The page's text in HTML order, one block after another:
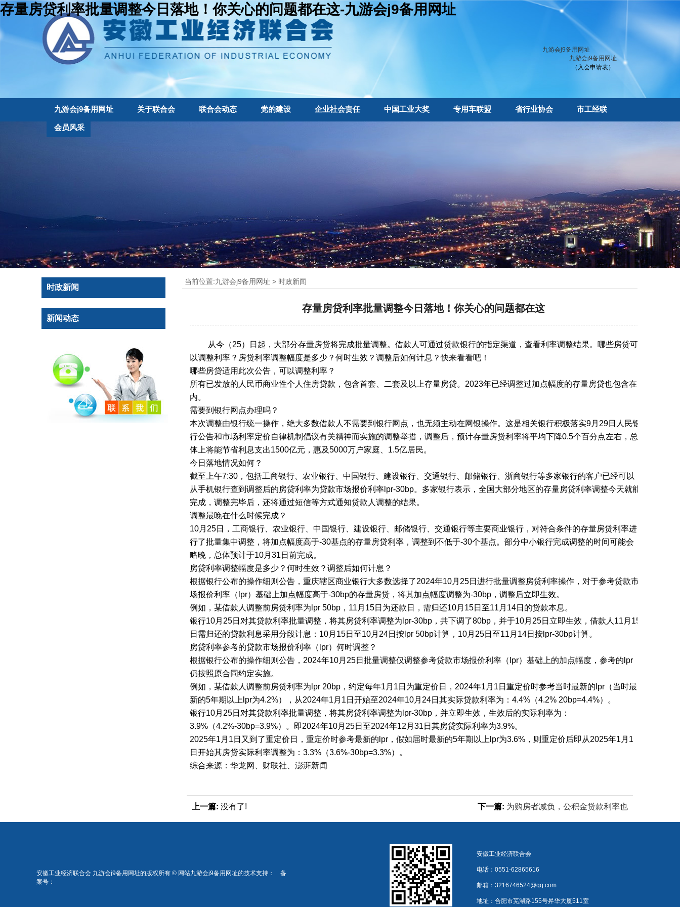
存量房贷利率批量调整今日落地！你关心的问题都在这-九游会j9备用网址
九游会j9备用网址
九游会j9备用网址
（入会申请表）
九游会j9备用网址 关于联合会 联合会动态 党的建设 企业社会责任 中国工业大奖 专用车联盟 省行业协会 市工经联
会员风采
当前位置:九游会j9备用网址 > 时政新闻
存量房贷利率批量调整今日落地！你关心的问题都在这
从今（25）日起，大部分存量房贷将完成批量调整。借款人可通过贷款银行的指定渠道，查看利率调整结果。哪些房贷可
以调整利率？房贷利率调整幅度是多少？何时生效？调整后如何计息？快来看看吧！
哪些房贷适用此次公告，可以调整利率？
所有已发放的人民币商业性个人住房贷款，包含首套、二套及以上存量房贷。2023年已经调整过加点幅度的存量房贷也包含在
内。
需要到银行网点办理吗？
本次调整由银行统一操作，绝大多数借款人不需要到银行网点，也无须主动在网银操作。这是相关银行积极落实9月29日人民银
行公告和市场利率定价自律机制倡议有关精神而实施的调整举措，调整后，预计存量房贷利率将平均下降0.5个百分点左右，总
体上将能节省利息支出1500亿元，惠及5000万户家庭、1.5亿居民。
今日落地情况如何？
截至上午7:30，包括工商银行、农业银行、中国银行、建设银行、交通银行、邮储银行、浙商银行等多家银行的客户已经可以
从手机银行查到调整后的房贷利率为贷款市场报价利率lpr-30bp。多家银行表示，全国大部分地区的存量房贷利率调整今天就能
完成，调整完毕后，还将通过短信等方式通知贷款人调整的结果。
调整最晚在什么时候完成？
10月25日，工商银行、农业银行、中国银行、建设银行、邮储银行、交通银行等主要商业银行，对符合条件的存量房贷利率进
行了批量集中调整，将加点幅度高于-30基点的存量房贷利率，调整到不低于-30个基点。部分中小银行完成调整的时间可能会
略晚，总体预计于10月31日前完成。
房贷利率调整幅度是多少？何时生效？调整后如何计息？
根据银行公布的操作细则公告，重庆辖区商业银行大多数选择了2024年10月25日进行批量调整房贷利率操作，对于参考贷款市
场报价利率（lpr）基础上加点幅度高于-30bp的存量房贷，将其加点幅度调整为-30bp，调整后立即生效。
例如，某借款人调整前房贷利率为lpr 50bp，11月15日为还款日，需归还10月15日至11月14日的贷款本息。
银行10月25日对其贷款利率批量调整，将其房贷利率调整为lpr-30bp，共下调了80bp，并于10月25日立即生效，借款人11月15
日需归还的贷款利息采用分段计息：10月15日至10月24日按lpr 50bp计算，10月25日至11月14日按lpr-30bp计算。
房贷利率参考的贷款市场报价利率（lpr）何时调整？
根据银行公布的操作细则公告，2024年10月25日批量调整仅调整参考贷款市场报价利率（lpr）基础上的加点幅度，参考的lpr
仍按照原合同约定实施。
例如，某借款人调整前房贷利率为lpr 20bp，约定每年1月1日为重定价日，2024年1月1日重定价时参考当时最新的lpr（当时最
新的5年期以上lpr为4.2%），从2024年1月1日开始至2024年10月24日其实际贷款利率为：4.4%（4.2% 20bp=4.4%）。
银行10月25日对其贷款利率批量调整，将其房贷利率调整为lpr-30bp，并立即生效，生效后的实际利率为：
3.9%（4.2%-30bp=3.9%）。即2024年10月25日至2024年12月31日其房贷实际利率为3.9%。
2025年1月1日又到了重定价日，重定价时参考最新的lpr，假如届时最新的5年期以上lpr为3.6%，则重定价后即从2025年1月1
日开始其房贷实际利率调整为：3.3%（3.6%-30bp=3.3%）。
综合来源：华龙网、财联社、澎湃新闻
上一篇: 没有了! 下一篇: 为购房者减负，公积金贷款利率也
时政新闻
新闻动态
安徽工业经济联合会 九游会j9备用网址的版权所有 © 网站九游会j9备用网址的技术支持： 备
案号：
安徽工业经济联合会
电话：0551-62865616
邮箱： 3216746524@qq.com
地址：合肥市芜湖路155号昇华大厦511室